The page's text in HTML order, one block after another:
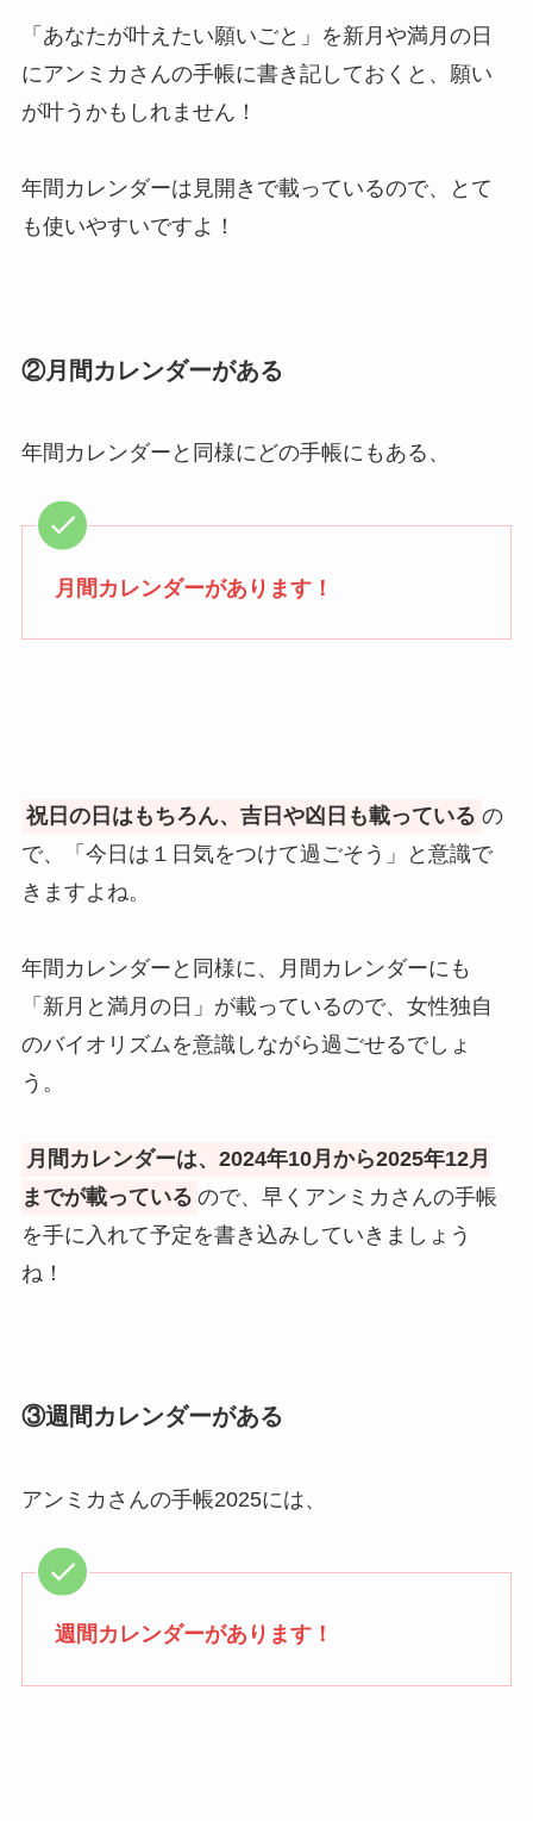
「あなたが叶えたい願いごと」を新月や満月の日
にアンミカさんの手帳に書き記しておくと、願い
が叶うかもしれません！
年間カレンダーは見開きで載っているので、とて
も使いやすいですよ！
②月間カレンダーがある
年間カレンダーと同様にどの手帳にもある、
月間カレンダーがあります！
祝日の日はもちろん、吉日や凶日も載っている の
で、「今日は１日気をつけて過ごそう」と意識で
きますよね。
年間カレンダーと同様に、月間カレンダーにも
「新月と満月の日」が載っているので、女性独自
のバイオリズムを意識しながら過ごせるでしょ
う。
月間カレンダーは、2024年10月から2025年12月
までが載っている ので、早くアンミカさんの手帳
を手に入れて予定を書き込みしていきましょう
ね！
③週間カレンダーがある
アンミカさんの手帳2025には、
週間カレンダーがあります！